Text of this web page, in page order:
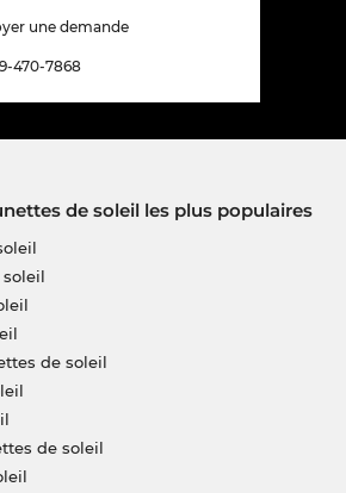
une demande
470-7868
de soleil les plus populaires
de soleil
de soleil